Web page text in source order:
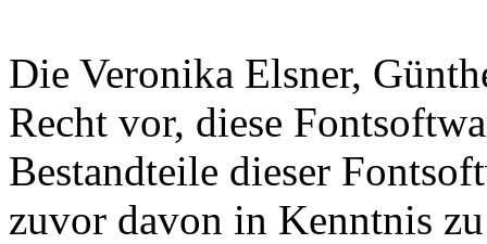
Die Veronika Elsner,
Recht vor, diese
Bestandteile dieser
zuvor davon in Kenntnis zu